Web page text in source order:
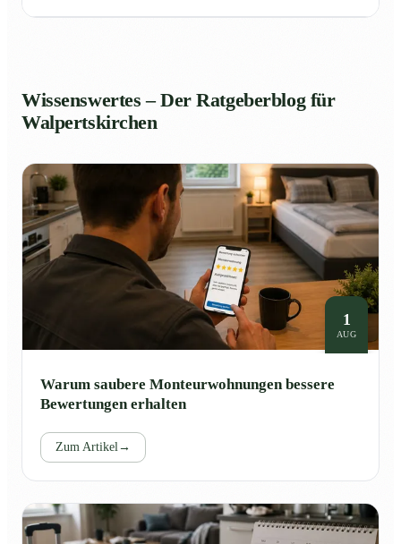
Wissenswertes – Der Ratgeberblog für
Walpertskirchen
1
AUG
Warum saubere Monteurwohnungen bessere
Bewertungen erhalten
Zum Artikel→